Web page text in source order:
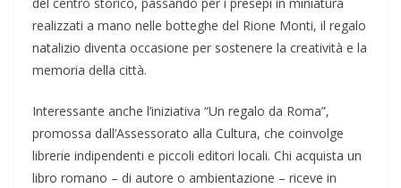
del centro storico, passando per i presepi in miniatura
realizzati a mano nelle botteghe del Rione Monti, il regalo
natalizio diventa occasione per sostenere la creatività e la
memoria della città.
Interessante anche l’iniziativa “Un regalo da Roma”,
promossa dall’Assessorato alla Cultura, che coinvolge
librerie indipendenti e piccoli editori locali. Chi acquista un
libro romano – di autore o ambientazione – riceve in